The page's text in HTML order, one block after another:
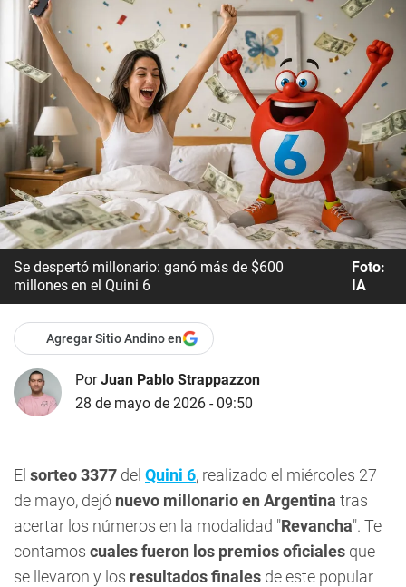
Se despertó millonario: ganó más de $600
millones en el Quini 6
Foto:
IA
Agregar Sitio Andino en
PorJuan Pablo Strappazzon
28 de mayo de 2026 - 09:50
El sorteo 3377 del Quini 6, realizado el miércoles 27
de mayo, dejó nuevo millonario en Argentina tras
acertar los números en la modalidad "Revancha". Te
contamos cuales fueron los premios oficiales que
se llevaron y los resultados finales de este popular